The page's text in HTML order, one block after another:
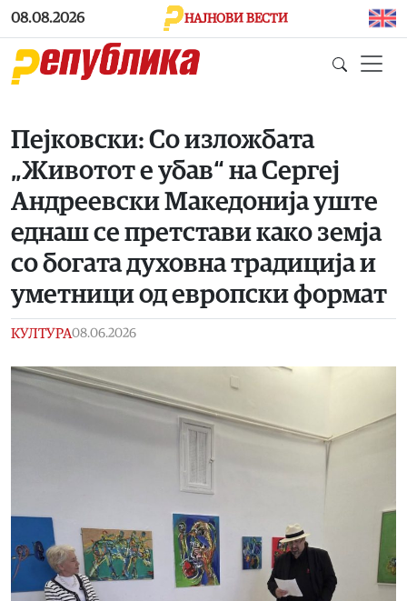
Skip to main content
08.08.2026 НАЈНОВИ ВЕСТИ
Пејковски: Со изложбата
„Животот е убав“ на Сергеј
Андреевски Македонија уште
еднаш се претстави како земја
со богата духовна традиција и
уметници од европски формат
КУЛТУРА08.06.2026